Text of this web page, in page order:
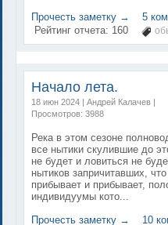
Прочесть заметку →
5
Рейтинг отчета: 160
Начало лета.
18 июн 2024 | Андрей Калачев |
Просмотров: 3988
Река в этом сезоне
все нытики скулившие до
не будет и ловиться не
нытиков запричитавших,
прибывает и прибывает,
индивидуумы кото...
Прочесть заметку →
10